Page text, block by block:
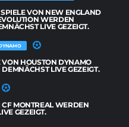
SPIELE VON NEW ENGLAND
WERDEN
LIVE GEZEIGT.
VON HOUSTON DYNAMO
LIVE GEZEIGT.
CF MONTREAL WERDEN
GEZEIGT.